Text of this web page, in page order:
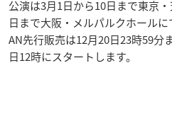
公演は3月1日から10日まで東京
日まで大阪・メルパルクホール
AN先行販売は12月20日23時59分
日12時にスタートします。